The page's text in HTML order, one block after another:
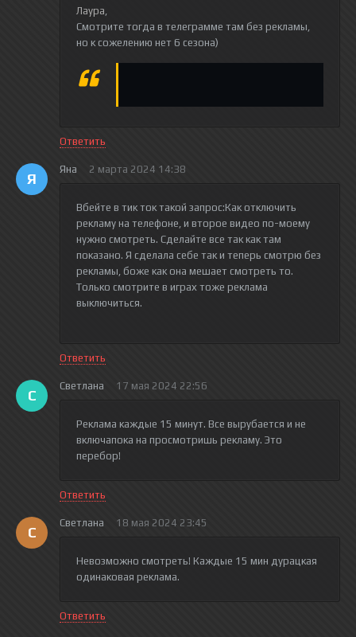
Лаура,
Смотрите тогда в телеграмме там без рекламы,
но к сожелению нет 6 сезона)
Ответить
Я
Яна 2 марта 2024 14:38
Вбейте в тик ток такой запрос:Как отключить
рекламу на телефоне, и второе видео по-моему
нужно смотреть. Сделайте все так как там
показано. Я сделала себе так и теперь смотрю без
рекламы, боже как она мешает смотреть то.
Только смотрите в играх тоже реклама
выключиться.
Ответить
С
Светлана 17 мая 2024 22:56
Реклама каждые 15 минут. Все вырубается и не
включапока на просмотришь рекламу. Это
перебор!
Ответить
С
Светлана 18 мая 2024 23:45
Невозможно смотреть! Каждые 15 мин дурацкая
одинаковая реклама.
Ответить